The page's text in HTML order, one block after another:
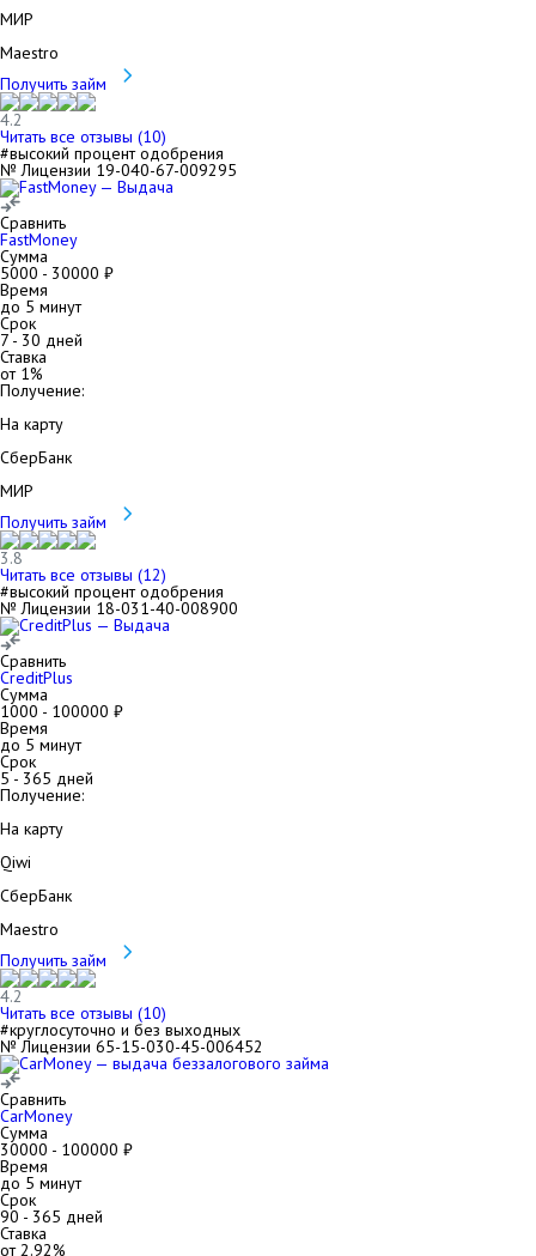
МИР
Maestro
Получить займ
4.2
Читать все отзывы (10)
#высокий процент одобрения
№ Лицензии 19-040-67-009295
Сравнить
FastMoney
Сумма
5000 - 30000 ₽
Время
до 5 минут
Срок
7- 30 дней
Ставка
от 1%
Получение:
На карту
СберБанк
МИР
Получить займ
3.8
Читать все отзывы (12)
#высокий процент одобрения
№ Лицензии 18-031-40-008900
Сравнить
CreditPlus
Сумма
1000 - 100000 ₽
Время
до 5 минут
Срок
5- 365 дней
Получение:
На карту
Qiwi
СберБанк
Maestro
Получить займ
4.2
Читать все отзывы (10)
#круглосуточно и без выходных
№ Лицензии 65-15-030-45-006452
Сравнить
CarMoney
Сумма
30000 - 100000 ₽
Время
до 5 минут
Срок
90 - 365 дней
Ставка
от2.92%